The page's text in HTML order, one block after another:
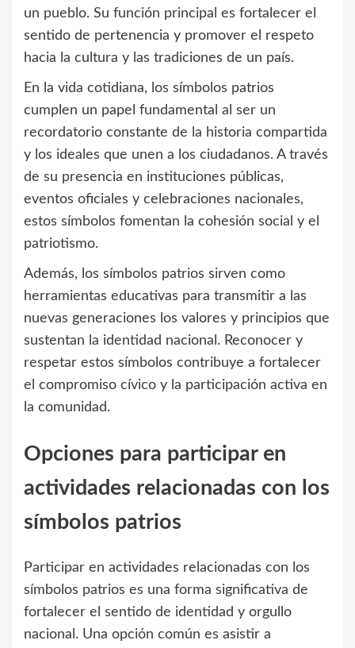
un pueblo. Su función principal es fortalecer el
sentido de pertenencia y promover el respeto
hacia la cultura y las tradiciones de un país.
En la vida cotidiana, los símbolos patrios
cumplen un papel fundamental al ser un
recordatorio constante de la historia compartida
y los ideales que unen a los ciudadanos. A través
de su presencia en instituciones públicas,
eventos oficiales y celebraciones nacionales,
estos símbolos fomentan la cohesión social y el
patriotismo.
Además, los símbolos patrios sirven como
herramientas educativas para transmitir a las
nuevas generaciones los valores y principios que
sustentan la identidad nacional. Reconocer y
respetar estos símbolos contribuye a fortalecer
el compromiso cívico y la participación activa en
la comunidad.
Opciones para participar en
actividades relacionadas con los
símbolos patrios
Participar en actividades relacionadas con los
símbolos patrios es una forma significativa de
fortalecer el sentido de identidad y orgullo
nacional. Una opción común es asistir a